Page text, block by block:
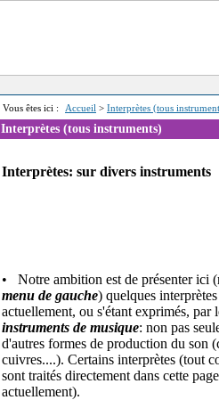
Vous êtes ici : Accueil > Interprètes (tous
Interprètes (tous instruments)
Interprètes: sur divers instruments
• Notre ambition est de présenter ici
menu de gauche) quelques
actuellement, ou s'étant exprimés, par
instruments de musique: non pas
d'autres formes de production du son
cuivres....). Certains interprètes (tout
sont traités directement dans cette
actuellement).